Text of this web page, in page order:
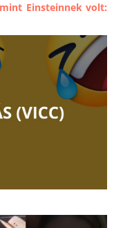
Einsteinnek volt: